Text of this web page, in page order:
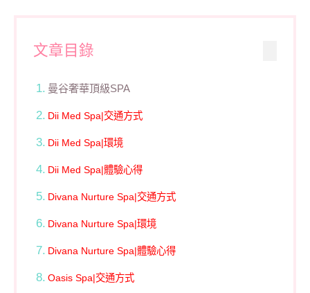
文章目錄
曼谷奢華頂級SPA
Dii Med Spa|交通方式
Dii Med Spa|環境
Dii Med Spa|體驗心得
Divana Nurture Spa|交通方式
Divana Nurture Spa|環境
Divana Nurture Spa|體驗心得
Oasis Spa|交通方式